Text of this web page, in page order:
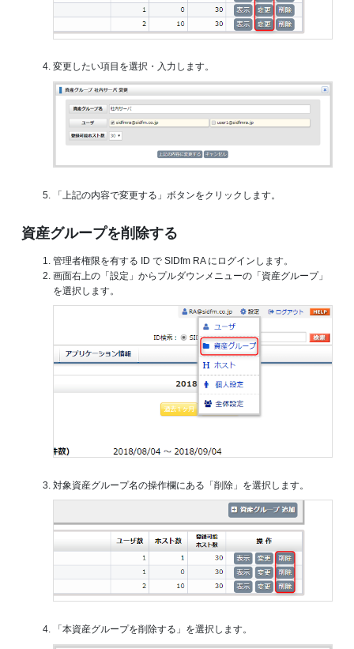
変更したい項目を選択・入力します。
「上記の内容で変更する」ボタンをクリックします。
資産グループを削除する
管理者権限を有する ID で SIDfm RA にログインします。
画面右上の「設定」からプルダウンメニューの「資産グループ」
を選択します。
対象資産グループ名の操作欄にある「削除」を選択します。
「本資産グループを削除する」を選択します。